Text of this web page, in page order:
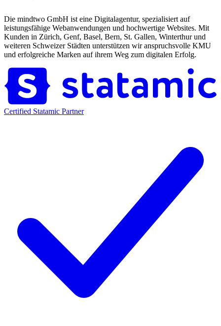
Die mindtwo GmbH ist eine Digitalagentur, spezialisiert auf
leistungsfähige Webanwendungen und hochwertige Websites. Mit
Kunden in Zürich, Genf, Basel, Bern, St. Gallen, Winterthur und
weiteren Schweizer Städten unterstützen wir anspruchsvolle KMU
und erfolgreiche Marken auf ihrem Weg zum digitalen Erfolg.
Certified Statamic Partner